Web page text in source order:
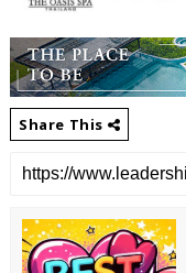
Share This